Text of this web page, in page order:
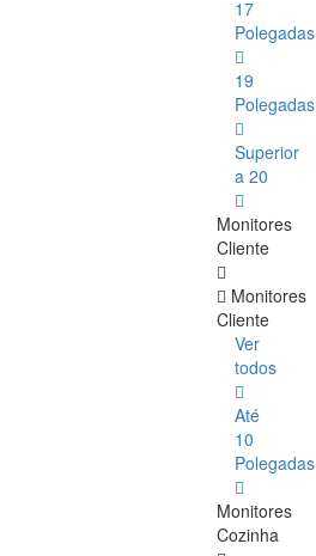
17
Polegadas
19
Polegadas
Superior
a 20
Monitores
Cliente
Monitores
Cliente
Ver
todos
Até
10
Polegadas
Monitores
Cozinha